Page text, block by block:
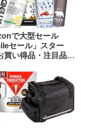
で大型セール
セール」スター
買い得品・注目品を
ご紹介します